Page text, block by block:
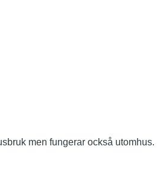
men fungerar också utomhus.